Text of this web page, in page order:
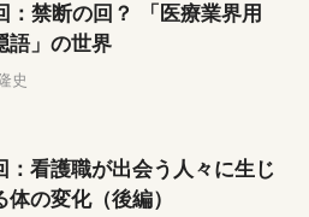
：禁断の回？ 「医療業界用
語」の世界
史
：看護職が出会う人々に生じ
体の変化（後編）